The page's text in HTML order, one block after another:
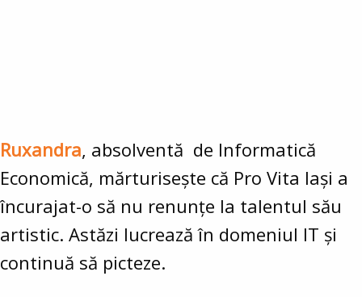
Ruxandra, absolventă de Informatică
Economică, mărturisește că Pro Vita Iași a
încurajat-o să nu renunțe la talentul său
artistic. Astăzi lucrează în domeniul IT și
continuă să picteze.